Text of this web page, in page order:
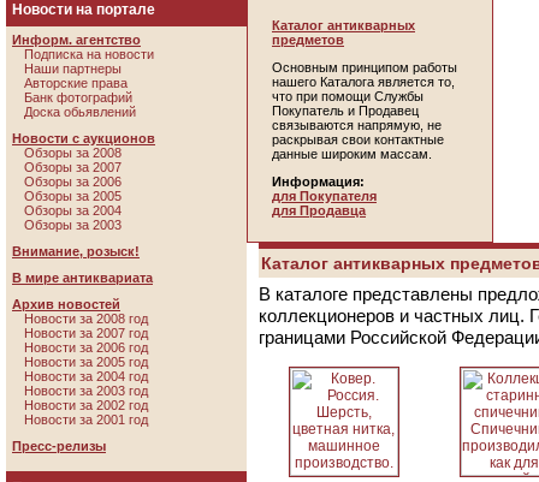
Новости на портале
Информ. агентство
Подписка на новости
Наши партнеры
Авторские права
Банк фотографий
Доска обьявлений
Новости с аукционов
Обзоры за 2008
Обзоры за 2007
Обзоры за 2006
Обзоры за 2005
Обзоры за 2004
Обзоры за 2003
Внимание, розыск!
В мире антиквариата
Архив новостей
Новости за 2008 год
Новости за 2007 год
Новости за 2006 год
Новости за 2005 год
Новости за 2004 год
Новости за 2003 год
Новости за 2002 год
Новости за 2001 год
Пресс-релизы
Каталог антикварных
предметов
Основным принципом работы
нашего Каталога является то,
что при помощи Службы
Покупатель и Продавец
связываются напрямую, не
раскрывая свои контактные
данные широким массам.
Информация:
для Покупателя
для Продавца
Каталог антикварных
В каталоге представлены
коллекционеров и частных лиц.
границами Российской